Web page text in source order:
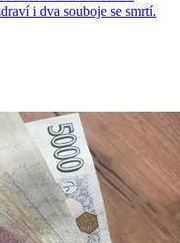
i dva souboje se smrtí.